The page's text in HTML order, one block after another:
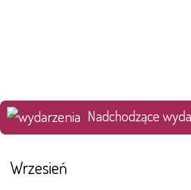
Nadchodzące
Wrzesień